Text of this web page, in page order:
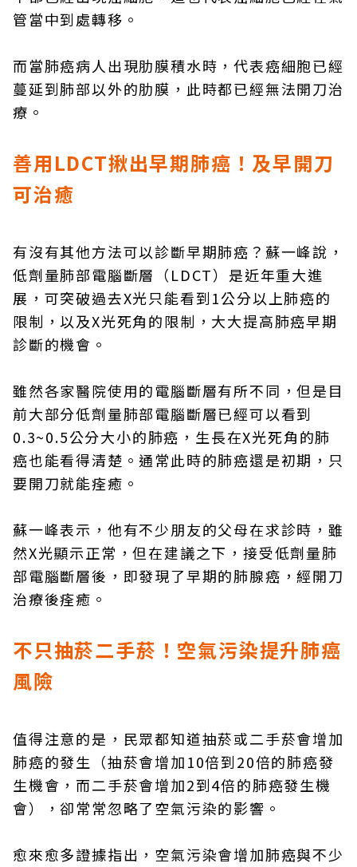
管當中到處轉移。
而當肺癌病人出現肋膜積水時，代表癌細胞已經
蔓延到肺部以外的肋膜，此時都已經無法開刀治
療。
善用LDCT揪出早期肺癌！及早開刀
可治癒
有沒有其他方法可以診斷早期肺癌？蘇一峰說，
低劑量肺部電腦斷層（LDCT）是近年重大進
展，可突破過去X光只能看到1公分以上肺癌的
限制，以及X光死角的限制，大大提高肺癌早期
診斷的機會。
雖然各家醫院使用的電腦斷層有所不同，但是目
前大部分低劑量肺部電腦斷層已經可以看到
0.3~0.5公分大小的肺癌，生長在X光死角的肺
癌也能看得清楚。通常此時的肺癌還是初期，只
要開刀就能痊癒。
蘇一峰表示，他有不少朋友的父母在求診時，雖
然X光顯示正常，但在建議之下，接受低劑量肺
部電腦斷層後，即發現了早期的肺腺癌，經開刀
治療後痊癒。
不只抽菸二手菸！空氣污染提升肺癌
風險
值得注意的是，民眾都知道抽菸或二手菸會增加
肺癌的發生（抽菸會增加10倍到20倍的肺癌發
生機會，而二手菸會增加2到4倍的肺癌發生機
會），卻常常忽略了空氣污染的影響。
愈來愈多證據指出，空氣污染會增加肺癌與不少